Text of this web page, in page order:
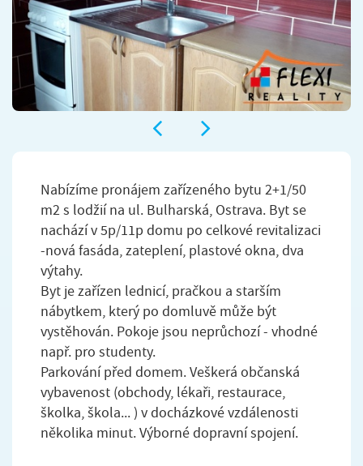
Nabízíme pronájem zařízeného bytu 2+1/50
m2 s lodžií na ul. Bulharská, Ostrava. Byt se
nachází v 5p/11p domu po celkové revitalizaci
-nová fasáda, zateplení, plastové okna, dva
výtahy.
Byt je zařízen lednicí, pračkou a starším
nábytkem, který po domluvě může být
vystěhován. Pokoje jsou neprůchozí - vhodné
např. pro studenty.
Parkování před domem. Veškerá občanská
vybavenost (obchody, lékaři, restaurace,
školka, škola... ) v docházkové vzdálenosti
několika minut. Výborné dopravní spojení.